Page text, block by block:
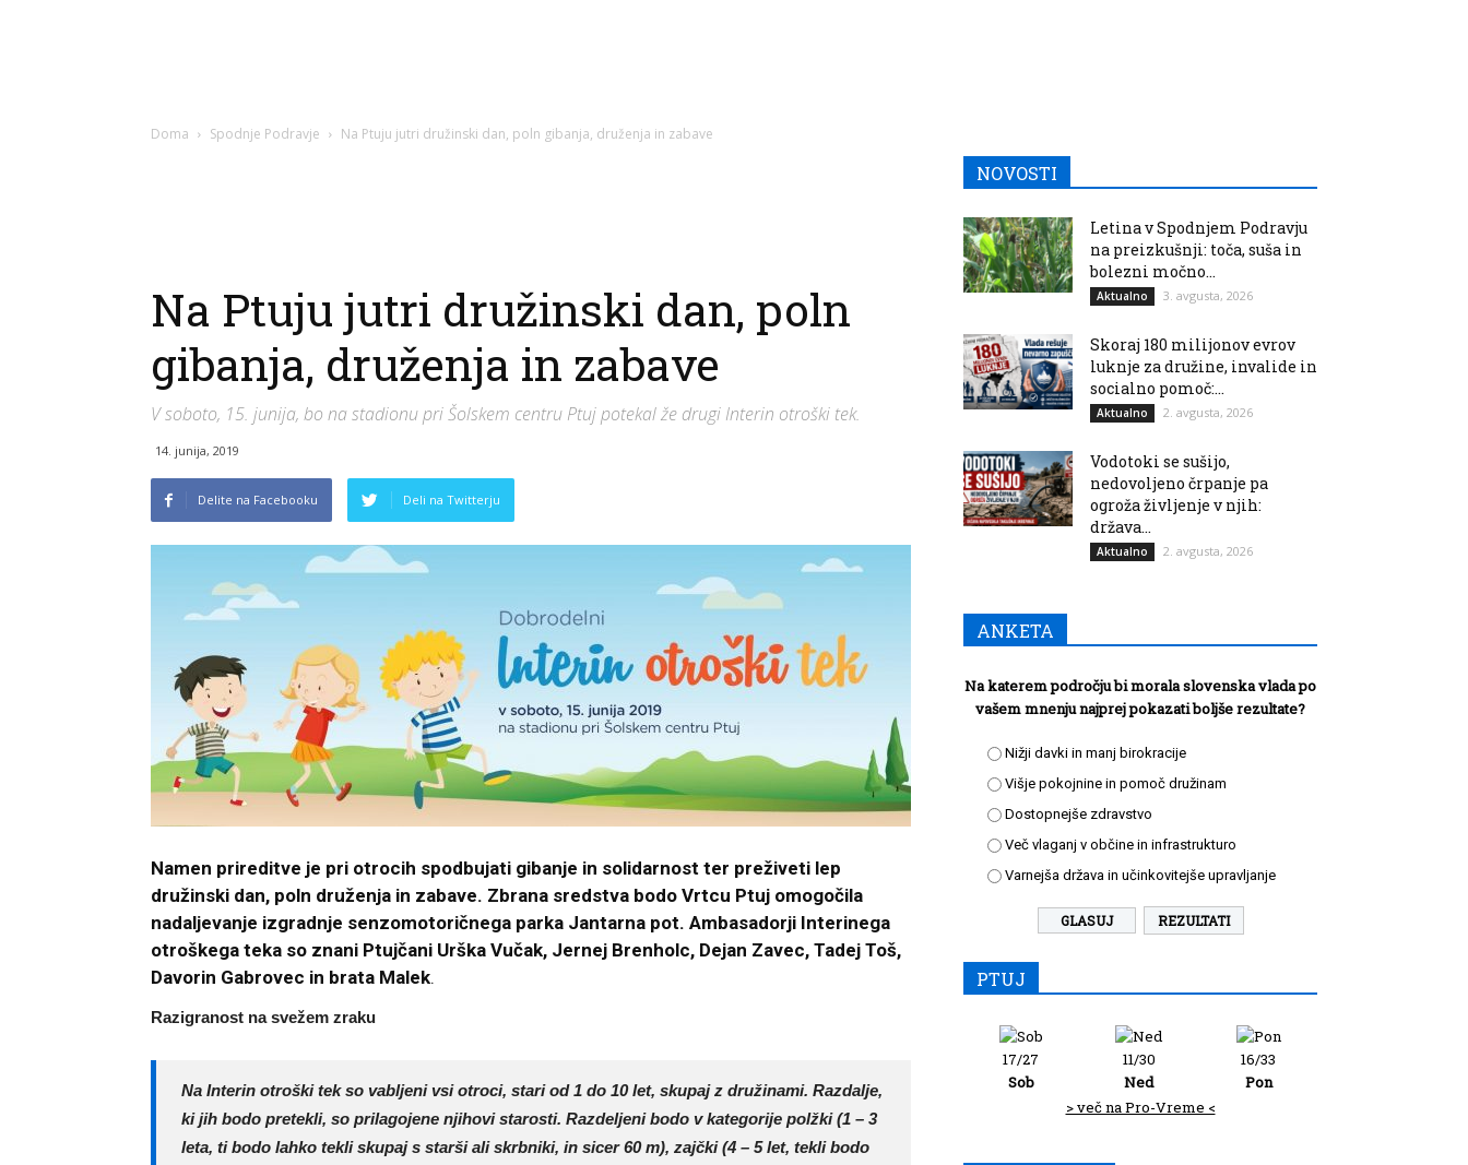
Doma Spodnje Podravje Na Ptuju jutri družinski dan, poln gibanja, druženja in zabave
Na Ptuju jutri družinski dan, poln
gibanja, druženja in zabave
V soboto, 15. junija, bo na stadionu pri Šolskem centru Ptuj potekal že drugi Interin otroški tek.
14. junija, 2019
Delite na Facebooku Deli na Twitterju
Namen prireditve je pri otrocih spodbujati gibanje in solidarnost ter preživeti lep
družinski dan, poln druženja in zabave. Zbrana sredstva bodo Vrtcu Ptuj omogočila
nadaljevanje izgradnje senzomotoričnega parka Jantarna pot. Ambasadorji Interinega
otroškega teka so znani Ptujčani Urška Vučak, Jernej Brenholc, Dejan Zavec, Tadej Toš,
Davorin Gabrovec in brata Malek.
Razigranost na svežem zraku
Na Interin otroški tek so vabljeni vsi otroci, stari od 1 do 10 let, skupaj z družinami. Razdalje,
ki jih bodo pretekli, so prilagojene njihovi starosti. Razdeljeni bodo v kategorije polžki(1 – 3
leta, ti bodo lahko tekli skupaj s starši ali skrbniki, in sicer 60 m), zajčki(4 – 5 let, tekli bodo
NOVOSTI
Letina v Spodnjem Podravju
na preizkušnji: toča, suša in
bolezni močno...
Aktualno 3. avgusta, 2026
Skoraj 180 milijonov evrov
luknje za družine, invalide in
socialno pomoč:...
Aktualno 2. avgusta, 2026
Vodotoki se sušijo,
nedovoljeno črpanje pa
ogroža življenje v njih:
država...
Aktualno 2. avgusta, 2026
ANKETA
Na katerem področju bi morala slovenska vlada po
vašem mnenju najprej pokazati boljše rezultate?
Nižji davki in manj birokracije
Višje pokojnine in pomoč družinam
Dostopnejše zdravstvo
Več vlaganj v občine in infrastrukturo
Varnejša država in učinkovitejše upravljanje
REZULTATI
PTUJ
17/27
Sob
11/30
Ned
16/33
Pon
> več na Pro-Vreme <